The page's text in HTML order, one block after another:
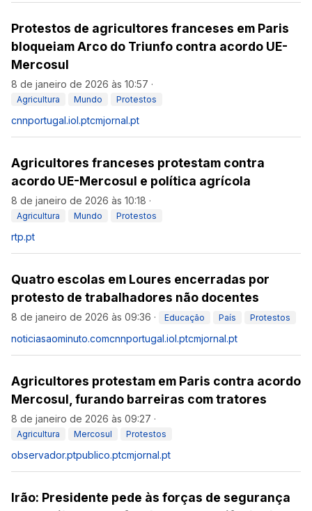
Protestos de agricultores franceses em Paris
bloqueiam Arco do Triunfo contra acordo UE-
Mercosul
8 de janeiro de 2026 às 10:57 ·
Agricultura Mundo Protestos
cnnportugal.iol.ptcmjornal.pt
Agricultores franceses protestam contra
acordo UE-Mercosul e política agrícola
8 de janeiro de 2026 às 10:18 ·
Agricultura Mundo Protestos
rtp.pt
Quatro escolas em Loures encerradas por
protesto de trabalhadores não docentes
8 de janeiro de 2026 às 09:36 · Educação País Protestos
noticiasaominuto.comcnnportugal.iol.ptcmjornal.pt
Agricultores protestam em Paris contra acordo
Mercosul, furando barreiras com tratores
8 de janeiro de 2026 às 09:27 ·
Agricultura Mercosul Protestos
observador.ptpublico.ptcmjornal.pt
Irão: Presidente pede às forças de segurança